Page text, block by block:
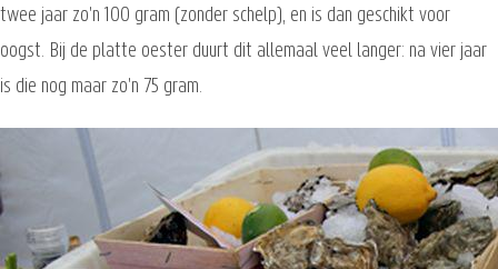
twee jaar zo'n 100 gram (zonder schelp), en is dan geschikt voor
oogst. Bij de platte oester duurt dit allemaal veel langer: na vier jaar
is die nog maar zo'n 75 gram.